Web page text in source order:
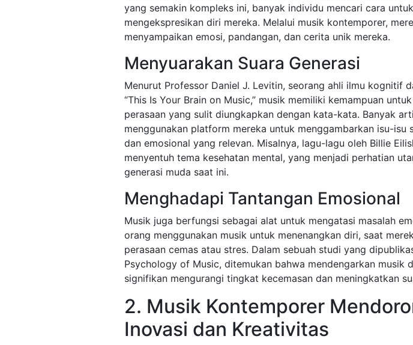
yang semakin kompleks ini, banyak individu mencari cara untuk
mengekspresikan diri mereka. Melalui musik kontemporer,
menyampaikan emosi, pandangan, dan cerita unik mereka.
Menyuarakan Suara Generasi
Menurut Professor Daniel J. Levitin, seorang ahli ilmu kognitif
“This Is Your Brain on Music,” musik memiliki kemampuan
perasaan yang sulit diungkapkan dengan kata-kata. Banyak
menggunakan platform mereka untuk menggambarkan isu-isu
dan emosional yang relevan. Misalnya, lagu-lagu oleh Billie
menyentuh tema kesehatan mental, yang menjadi perhatian
generasi muda saat ini.
Menghadapi Tantangan Emosional
Musik juga berfungsi sebagai alat untuk mengatasi masalah
orang menggunakan musik untuk menenangkan diri, saat
perasaan cemas atau stres. Dalam sebuah studi yang
Psychology of Music, ditemukan bahwa mendengarkan musik
signifikan mengurangi tingkat kecemasan dan meningkatkan
2. Musik Kontemporer
Inovasi dan Kreativitas